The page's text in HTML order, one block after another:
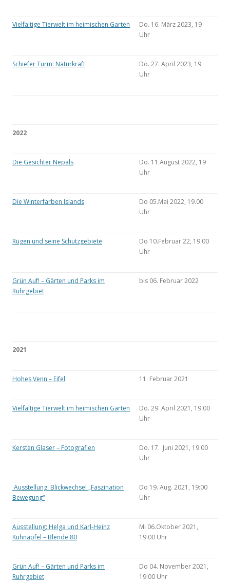
Vielfältige Tierwelt im heimischen Garten
Do. 16. März 2023, 19
Uhr
Schiefer Turm: Naturkraft
Do. 27. April 2023, 19
Uhr
2022
Die Gesichter Nepals
Do. 11.August 2022, 19
Uhr
Die Winterfarben Islands
Do 05.Mai 2022, 19.00
Uhr
Rügen und seine Schutzgebiete
Do 10.Februar 22, 19.00
Uhr
Grün Auf! – Gärten und Parks im
Ruhrgebiet
bis 06. Februar 2022
2021
Hohes Venn – Eifel 11. Februar 2021
Vielfältige Tierwelt im heimischen Garten
Do. 29. April 2021, 19:00
Uhr
Kersten Glaser – Fotografien
Do. 17. Juni 2021, 19:00
Uhr
Ausstellung: Blickwechsel „Faszination
Bewegung“
Do 19. Aug. 2021, 19:00
Uhr
Ausstellung: Helga und Karl-Heinz
Kühnapfel – Blende 80
Mi 06.Oktober 2021,
19.00 Uhr
Grün Auf! – Gärten und Parks im
Ruhrgebiet
Do 04. November 2021,
19:00 Uhr